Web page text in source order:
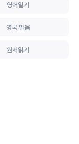
영어일기
영국 발음
원서읽기